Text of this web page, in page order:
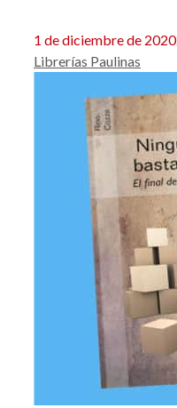
1 de diciembre de 2020
Librerías Paulinas